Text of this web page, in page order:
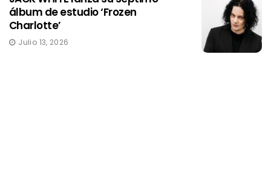
álbum de estudio ‘Frozen
Charlotte’
Julio 13, 2026